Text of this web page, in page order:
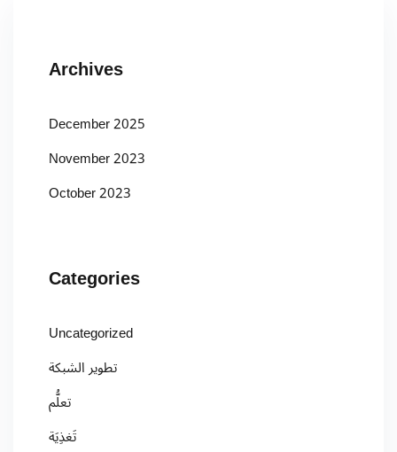
Archives
December 2025
November 2023
October 2023
Categories
Uncategorized
تطوير الشبكة
تعلُّم
تَغذِيَة